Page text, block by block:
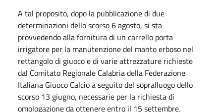
A tal proposito, dopo la pubblicazione di due
determinazioni dello scorso 6 agosto, si sta
provvedendo alla fornitura di un carrello porta
irrigatore per la manutenzione del manto erboso nel
rettangolo di giuoco e di varie attrezzature richieste
dal Comitato Regionale Calabria della Federazione
Italiana Giuoco Calcio a seguito del sopralluogo dello
scorso 13 giugno, necessarie per la richiesta di
omologazione da ottenere entro il 15 settembre.